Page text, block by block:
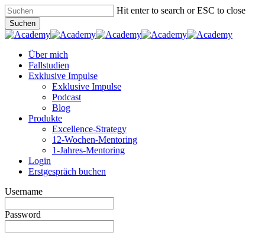
Skip
to
main
content
Hit enter to search or ESC to close
Suchen
Close
Menu
Über mich
Fallstudien
Exklusive Impulse
Exklusive Impulse
Podcast
Blog
Produkte
Excellence-Strategy
12-Wochen-Mentoring
1-Jahres-Mentoring
Login
Erstgespräch buchen
Username
Password